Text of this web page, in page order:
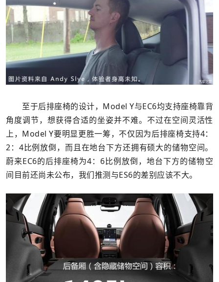
至于后排座椅的设计，Model Y与EC6均支持座椅靠背
角度调节，想获得合适的坐姿并不难。不过在空间灵活性
上，Model Y要明显更胜一筹，不仅因为后排座椅支持4：
2：4比例放倒，而且在地台下方还拥有硕大的储物空间。
蔚来EC6的后排座椅为4：6比例放倒，地台下方的储物空
间目前还尚未公布，我们推测与ES6的差别应该不大。